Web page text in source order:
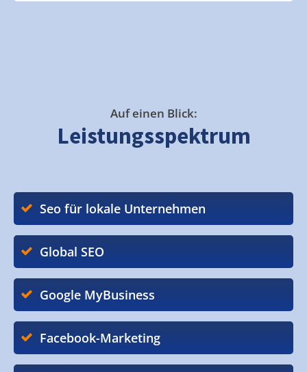
Auf einen Blick:
Leistungsspektrum
Seo für lokale Unternehmen
Global SEO
Google MyBusiness
Facebook-Marketing